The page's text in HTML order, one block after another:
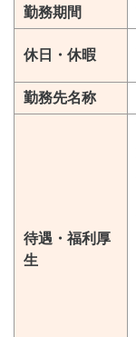
勤務期間
休日・休暇
勤務先名称
待遇・福利厚
生